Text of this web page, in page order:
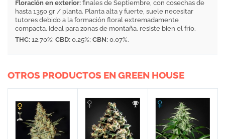
Floración en exterior: finales de Septiembre, con cosechas de
hasta 1350 gr / planta. Planta alta y fuerte, suele necesitar
tutores debido a la formación floral extremadamente
compacta. Ideal para zonas de montaña. resiste bien el frío.
THC: 12.70%; CBD: 0.25%; CBN: 0.07%.
OTROS PRODUCTOS EN GREEN HOUSE